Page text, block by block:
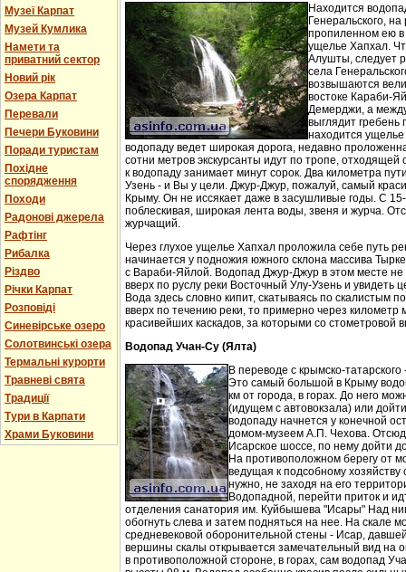
Музеї Карпат
Музей Кумлика
Намети та
приватний сектор
Новий рік
Озера Карпат
Перевали
Печери Буковини
Поради туристам
Похідне
спорядження
Походи
Радонові джерела
Рафтінг
Рибалка
Різдво
Річки Карпат
Розповіді
Синевірське озеро
Солотвинські озера
Термальні курорти
Травневі свята
Традиції
Тури в Карпати
Храми Буковини
Находится
Генеральского,
пропиленном ею в
ущелье Хапхал.
Алушты, следует
села
возвышаются
востоке Караби-
Демерджи, а
выглядит гребень
находится
водопаду ведет широкая дорога, недавно
сотни метров экскурсанты идут по тропе, отходящей
к водопаду занимает минут сорок. Два километра
Узень - и Вы у цели. Джур-Джур, пожалуй, самый
Крыму. Он не иссякает даже в засушливые годы. С
поблескивая, широкая лента воды, звеня и журча.
журчащий.
Через глухое ущелье Хапхал проложила себе путь
начинается у подножия южного склона массива
с Вараби-Яйлой. Водопад Джур-Джур в этом месте
вверх по руслу реки Восточный Улу-Узень и увидеть
Вода здесь словно кипит, скатываясь по скалистым
вверх по течению реки, то примерно через километр
красивейших каскадов, за которыми со стометровой
Водопад Учан-Су (Ялта)
В переводе с крымско-
Это самый большой в Крыму
км от города, в горах. До него
(идущем с автовокзала) или
водопаду начнется у конечной
домом-музеем А.П. Чехова.
Исарское шоссе, по нему дойти
На противоположном берегу от
ведущая к подсобному
нужно, не заходя на его
Водопадной, перейти приток и
отделения санатория им. Куйбышева "Исары" Над
обогнуть слева и затем подняться на нее. На скале
средневековой оборонительной стены - Исар,
вершины скалы открывается замечательный вид на
в противоположной стороне, в горах, сам водопад